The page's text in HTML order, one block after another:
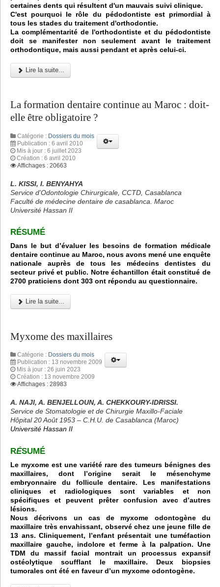
certaines dents qui résultent d'un mauvais suivi clinique.
C'est pourquoi le rôle du pédodontiste est primordial à
tous les stades du traitement d'orthodontie.
La complémentarité de l'orthodontiste et du pédodontiste
doit se manifester non seulement avant le traitement
orthodontique, mais aussi pendant et après celui-ci.
Lire la suite...
La formation dentaire continue au Maroc : doit-
elle être obligatoire ?
Catégorie : Dossiers du mois
Publication : 6 avril 2010
Mis à jour : 6 juillet 2023
Création : 6 avril 2010
Affichages : 20663
L. KISSI, I. BENYAHYA
Service d’Odontologie Chirurgicale, CCTD, Casablanca
Faculté de médecine dentaire de casablanca. Maroc
Université Hassan II
RÉSUMÉ
Dans le but d’évaluer les besoins de formation médicale
dentaire continue au Maroc, nous avons mené une enquête
nationale auprès de tous les médecins dentistes du
secteur privé et public. Notre échantillon était constitué de
2700 praticiens dont 303 ont répondu au questionnaire.
Lire la suite...
Myxome des maxillaires
Catégorie : Dossiers du mois
Publication : 13 novembre 2009
Mis à jour : 26 juin 2023
Création : 13 novembre 2009
Affichages : 28983
A. NAJI, A. BENJELLOUN, A. CHEKKOURY-IDRISSI.
Service de Stomatologie et de Chirurgie Maxillo-Faciale
Hôpital 20 Août 1953 – C.H.U. de Casablanca (Maroc)
Université Hassan II
RÉSUMÉ
Le myxome est une variété rare des tumeurs bénignes des
maxillaires, dont l’origine serait le mésenchyme
embryonnaire du follicule dentaire. Les manifestations
cliniques et radiologiques sont variables et non
spécifiques et peuvent prêter confusion avec d’autres
lésions.
Nous décrivons un cas de myxome odontogène du
maxillaire très envahissant, observé chez une jeune fille de
13 ans. Cliniquement, l’enfant présentait une tuméfaction
maxillaire gauche, indolore et ferme à la palpation. Une
TDM du massif facial montrait un processus expansif
ostéolytique soufflant le maxillaire. Deux biopsies
tumorales ont été en faveur d’un myxome odontogène.